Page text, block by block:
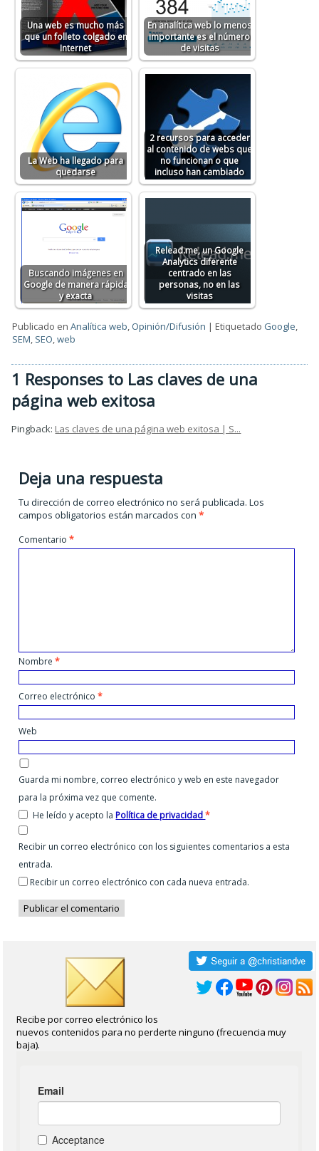
Una web es mucho más
que un folleto colgado en
Internet
En analítica web lo menos
importante es el número
de visitas
La Web ha llegado para
quedarse
2 recursos para acceder
al contenido de webs que
no funcionan o que
incluso han cambiado
Buscando imágenes en
Google de manera rápida
y exacta
Relead.me, un Google
Analytics diferente
centrado en las
personas, no en las
visitas
Publicado en Analítica web, Opinión/Difusión |Etiquetado Google,
SEM, SEO,web
1 Responses to Las claves de una
página web exitosa
Pingback: Las claves de una página web exitosa | S...
Deja una respuesta
Tu dirección de correo electrónico no será publicada. Los
campos obligatorios están marcados con*
Comentario*
Nombre*
Correo electrónico*
Web
Guarda mi nombre, correo electrónico y web en este navegador
para la próxima vez que comente.
He leído y acepto laPolítica de privacidad*
Recibir un correo electrónico con los siguientes comentarios a esta
entrada.
Recibir un correo electrónico con cada nueva entrada.
Recibe por correo electrónico los
nuevos contenidos para no perderte ninguno (frecuencia muy
baja).